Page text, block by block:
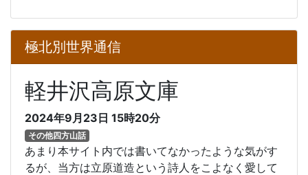
極北別世界通信
軽井沢高原文庫
2024年9月23日 15時20分
その他四方山話
あまり本サイト内では書いてなかったような気がす
るが、当方は立原道造という詩人をこよなく愛して